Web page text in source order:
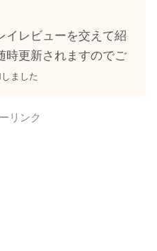
イレビューを交えて紹
時更新されますのでご
ました
リンク